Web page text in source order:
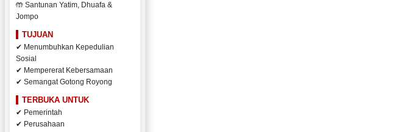
🤲 Santunan Yatim, Dhuafa &
Jompo
TUJUAN
✔ Menumbuhkan Kepedulian
Sosial
✔ Mempererat Kebersamaan
✔ Semangat Gotong Royong
TERBUKA UNTUK
✔ Pemerintah
✔ Perusahaan